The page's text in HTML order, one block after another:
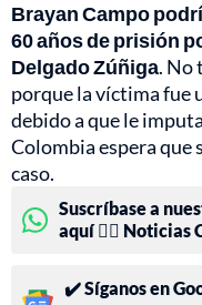
Brayan Campo
60 años de prisión
Delgado Zúñiga. No
porque la víctima fue
debido a que le
Colombia espera que
caso.
Suscríbase a
aquí 👉🏻 Noticias
✔️ Síganos en